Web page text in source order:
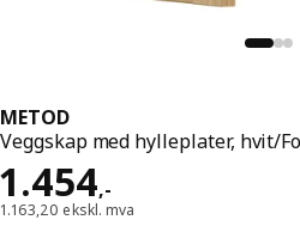
METOD
Veggskap med hylleplater, hvit/
1.454,-
Pris 1454,-
1.163,20 ekskl. mva